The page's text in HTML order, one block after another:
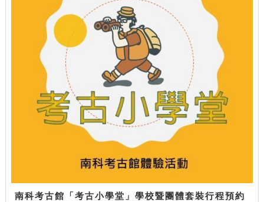
南科考古館「考古小學堂」學校暨團體套裝行程預約